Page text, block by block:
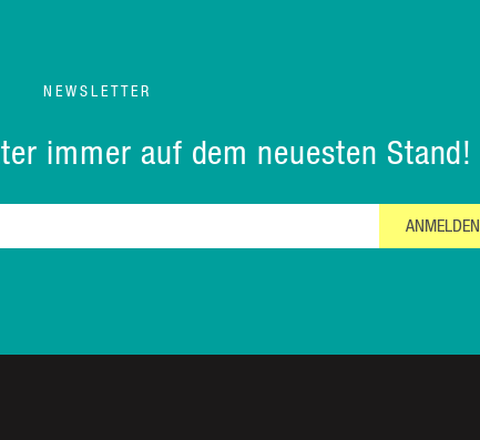
NEWSLETTER
immer auf dem neuesten Stand!
ANMELDEN